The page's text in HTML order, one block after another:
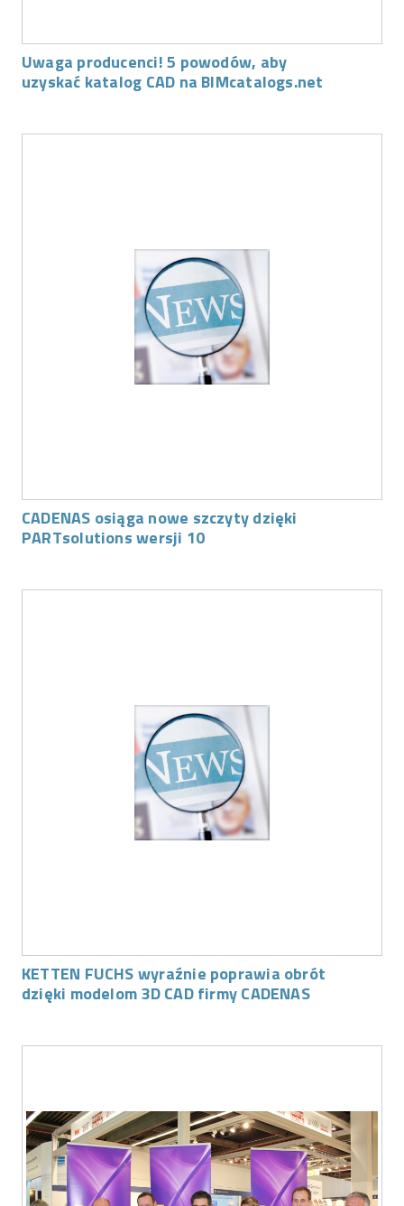
Uwaga producenci! 5 powodów, aby
uzyskać katalog CAD na BIMcatalogs.net
CADENAS osiąga nowe szczyty dzięki
PARTsolutions wersji 10
KETTEN FUCHS wyraźnie poprawia obrót
dzięki modelom 3D CAD firmy CADENAS